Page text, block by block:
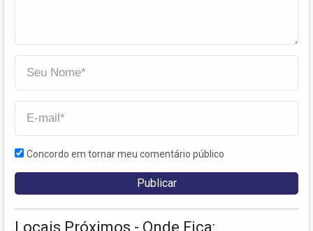
Concordo em tornar meu comentário público
Locais Próximos - Onde Fica: